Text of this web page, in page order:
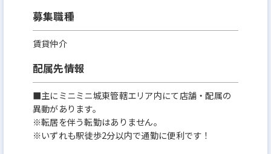
募集職種
賃貸仲介
配属先情報
■主にミニミニ城東管轄エリア内にて店舗・配属の
異動があります。
※転居を伴う転勤はありません。
※いずれも駅徒歩2分以内で通勤に便利です！